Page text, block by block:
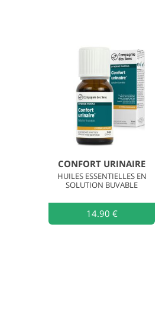
CONFORT URINAIRE
HUILES ESSENTIELLES EN
SOLUTION BUVABLE
14.90 €